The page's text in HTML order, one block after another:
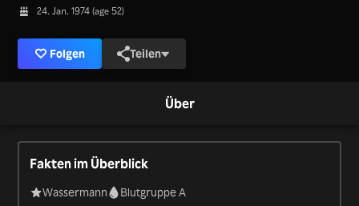
24. Jan. 1974 (age 52)
Folgen Teilen
Über
Fakten im Überblick
Wassermann Blutgruppe A